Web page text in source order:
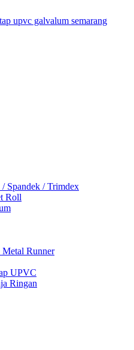
Spandek / Trimdex
Roll
Metal Runner
UPVC
Ringan